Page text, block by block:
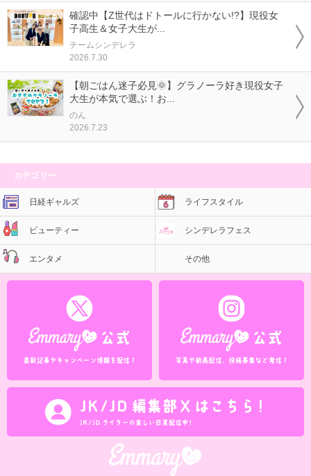
確認中【Z世代はドトールに行かない!?】現役女
子高生＆女子大生が...
チームシンデレラ
2026.7.30
【朝ごはん迷子必見🌞】グラノーラ好き現役女子
大生が本気で選ぶ！お...
のん
2026.7.23
カテゴリー
日経ギャルズ ライフスタイル
ビューティー シンデレラフェス
エンタメ その他